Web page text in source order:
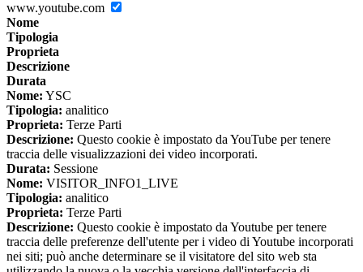
www.youtube.com
Nome
Tipologia
Proprieta
Descrizione
Durata
Nome: YSC
Tipologia: analitico
Proprieta: Terze Parti
Descrizione: Questo cookie è impostato da YouTube per tenere
traccia delle visualizzazioni dei video incorporati.
Durata: Sessione
Nome: VISITOR_INFO1_LIVE
Tipologia: analitico
Proprieta: Terze Parti
Descrizione: Questo cookie è impostato da Youtube per tenere
traccia delle preferenze dell'utente per i video di Youtube incorporati
nei siti; può anche determinare se il visitatore del sito web sta